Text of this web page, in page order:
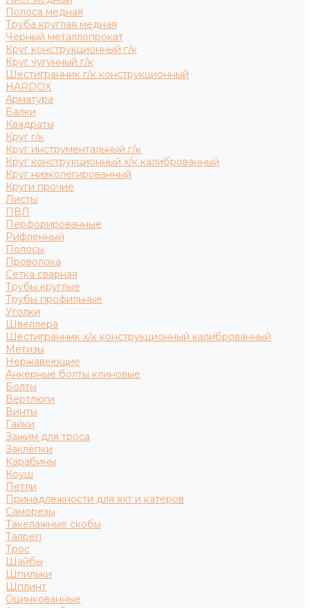
Полоса медная
Труба круглая медная
Черный металлопрокат
Круг конструкционный г/к
Круг чугунный г/к
Шестигранник г/к конструкционный
HARDOX
Арматура
Балки
Квадраты
Круг г/к
Круг инструментальный г/к
Круг конструкционный х/к калиброванный
Круг низколегированный
Круги прочие
Листы
ПВЛ
Перфорированные
Рифленный
Полосы
Проволока
Сетка сварная
Трубы круглые
Трубы профильные
Уголки
Швеллера
Шестигранник х/к конструкционный калиброванный
Метизы
Нержавеющие
Анкерные болты клиновые
Болты
Вертлюги
Винты
Гайки
Зажим для троса
Заклёпки
Карабины
Коуш
Петли
Принадлежности для яхт и катеров
Саморезы
Такелажные скобы
Талреп
Трос
Шайбы
Шпильки
Шплинт
Оцинкованные